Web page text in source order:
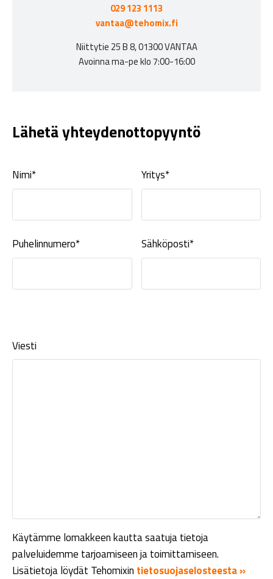
029 123 1113
vantaa@tehomix.fi
Niittytie 25 B 8, 01300 VANTAA
Avoinna ma-pe klo 7:00-16:00
Lähetä yhteydenottopyyntö
Nimi* Yritys*
Puhelinnumero* Sähköposti*
Viesti
Käytämme lomakkeen kautta saatuja tietoja
palveluidemme tarjoamiseen ja toimittamiseen.
Lisätietoja löydät Tehomixin tietosuojaselosteesta »